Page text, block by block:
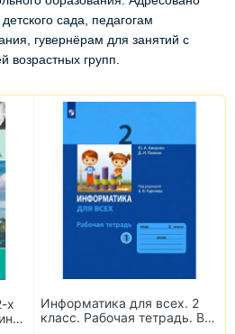
сада, педагогам
гувернёрам для занятий с
групп.
х
Информатика для всех. 2
класс. Рабочая тетрадь. В